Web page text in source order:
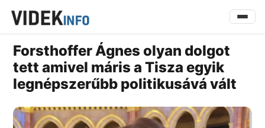
Forsthoffer Ágnes olyan dolgot
tett amivel máris a Tisza egyik
legnépszerűbb politikusává vált